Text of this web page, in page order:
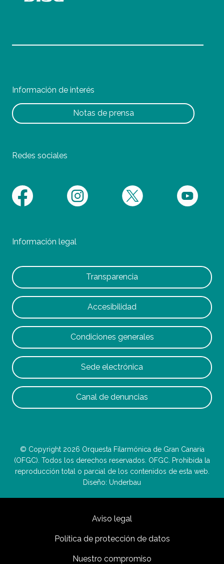
Información de interés
Notas de prensa
Redes sociales
Información legal
Transparencia
Accesibilidad
Condiciones generales
Sede electrónica
Canal de denuncias
© Copyright 2026 Orquesta Filarmónica de Gran Canaria
(OFGC). Todos los derechos reservados. OFGC. Prohibida la
reproducción total o parcial de los contenidos de esta web.
Diseño: Underbau
Aviso legal
Política de protección de datos
Nuestro compromiso